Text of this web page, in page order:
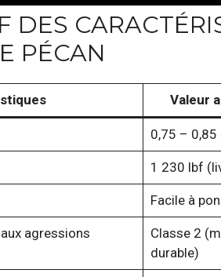
DES
PÉCAN
Valeur
0,75 – 0,85
1 230 lbf
Facile à
agressions
Classe 2
durable)